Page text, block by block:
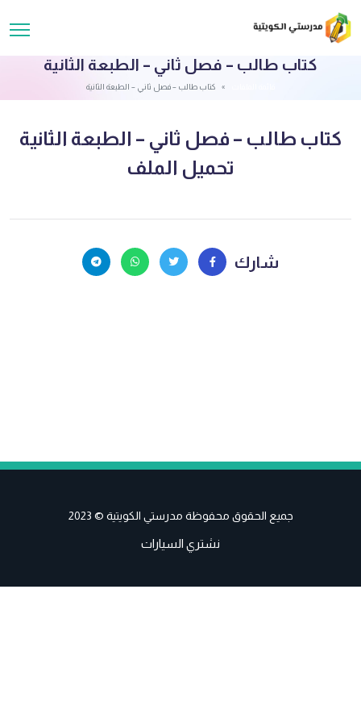
كتاب طالب – فصل ثاني – الطبعة الثانية
كتاب طالب – فصل ثاني – الطبعة الثانية
كتاب طالب – فصل ثاني – الطبعة الثانية
تحميل الملف
شارك
جميع الحقوق محفوظة مدرستي الكويتية © 2023
نشتري السيارات